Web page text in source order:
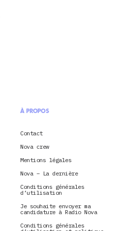
À PROPOS
Contact
Nova crew
Mentions légales
Nova – La dernière
Conditions générales
d’utilisation
Je souhaite envoyer ma
candidature à Radio Nova
Conditions générales